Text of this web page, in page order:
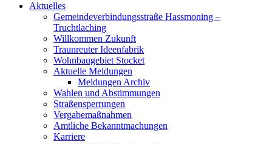
Aktuelles
Gemeindeverbindungsstraße Hassmoning –
Truchtlaching
Willkommen Zukunft
Traunreuter Ideenfabrik
Wohnbaugebiet Stocket
Aktuelle Meldungen
Meldungen Archiv
Wahlen und Abstimmungen
Straßensperrungen
Vergabemaßnahmen
Amtliche Bekanntmachungen
Karriere